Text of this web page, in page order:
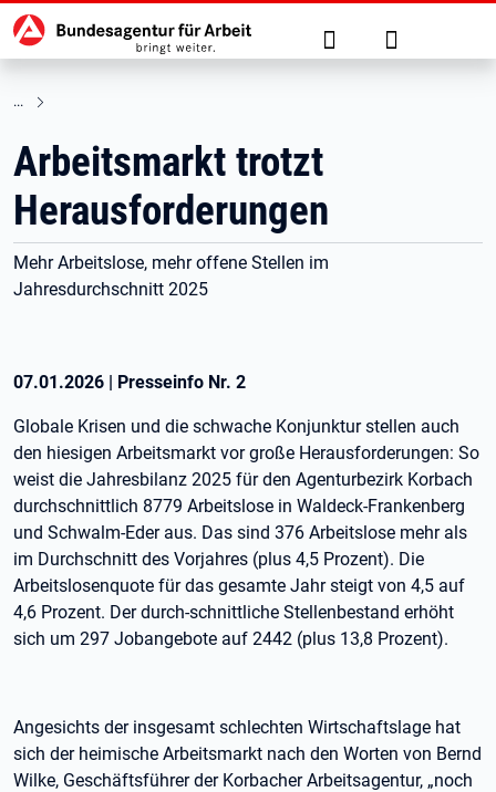
zu den Hauptinhalten springen
Hauptnavigation Suche Anmelden
Arbeitsmarkt trotzt
Herausforderungen
Mehr Arbeitslose, mehr offene Stellen im
Jahresdurchschnitt 2025
07.01.2026 | Presseinfo Nr. 2
Globale Krisen und die schwache Konjunktur stellen auch
den hiesigen Arbeitsmarkt vor große Herausforderungen: So
weist die Jahresbilanz 2025 für den Agenturbezirk Korbach
durchschnittlich 8779 Arbeitslose in Waldeck-Frankenberg
und Schwalm-Eder aus. Das sind 376 Arbeitslose mehr als
im Durchschnitt des Vorjahres (plus 4,5 Prozent). Die
Arbeitslosenquote für das gesamte Jahr steigt von 4,5 auf
4,6 Prozent. Der durch-schnittliche Stellenbestand erhöht
sich um 297 Jobangebote auf 2442 (plus 13,8 Prozent).
Angesichts der insgesamt schlechten Wirtschaftslage hat
sich der heimische Arbeitsmarkt nach den Worten von Bernd
Wilke, Geschäftsführer der Korbacher Arbeitsagentur, „noch